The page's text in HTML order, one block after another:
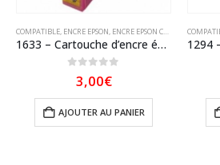
COMPATIBLE ENCRE EPSON ENCRE EPSON COMPATIBLE
1633 – Cartouche d’encre équivalent Epson 16 XL – 1633 compatible « Série Stylo plume » Magenta XL
sur 5
3,00€
AJOUTER AU PANIER